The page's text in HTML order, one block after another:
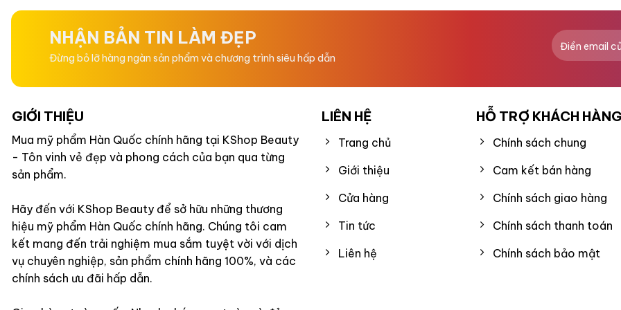
5
5
5
NHẬN BẢN TIN LÀM ĐẸP
Đừng bỏ lỡ hàng ngàn sản phẩm và chương trình siêu hấp dẫn
GIỚI THIỆU
Mua mỹ phẩm Hàn Quốc chính hãng tại KShop Beauty
- Tôn vinh vẻ đẹp và phong cách của bạn qua từng
sản phẩm.
Hãy đến với KShop Beauty để sở hữu những thương
hiệu mỹ phẩm Hàn Quốc chính hãng. Chúng tôi cam
kết mang đến trải nghiệm mua sắm tuyệt vời với dịch
vụ chuyên nghiệp, sản phẩm chính hãng 100%, và các
chính sách ưu đãi hấp dẫn.
LIÊN HỆ
Trang chủ
Giới thiệu
Cửa hàng
Tin tức
Liên hệ
HỖ TRỢ KHÁCH HÀNG
Chính sách chung
Cam kết bán hàng
Chính sách giao hàng
Chính sách thanh toán
Chính sách bảo mật